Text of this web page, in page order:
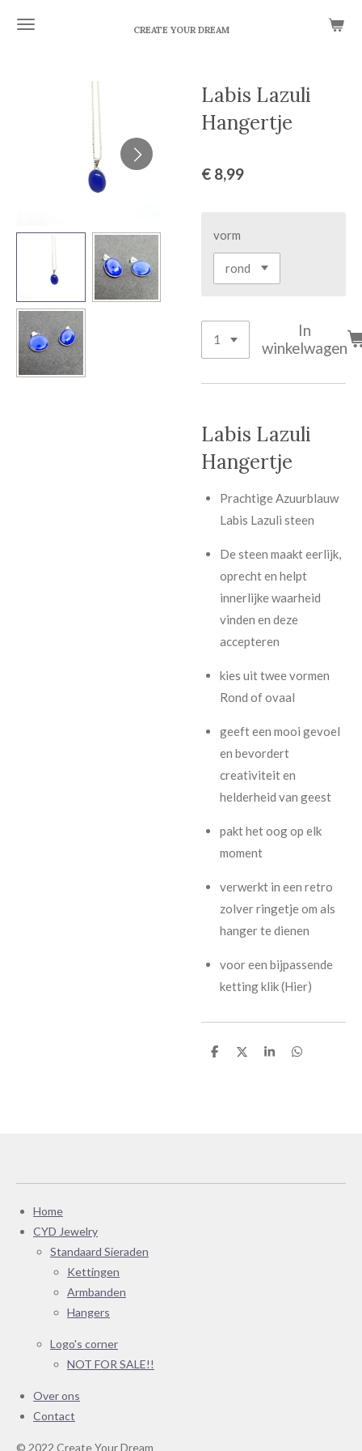
Ga
CREATE YOUR DREAM
Labis Lazuli
Hangertje
€ 8,99
vorm
In
winkelwagen
Labis Lazuli
Hangertje
Prachtige Azuurblauw
Labis Lazuli steen
De steen maakt eerlijk,
oprecht en helpt
innerlijke waarheid
vinden en deze
accepteren
kies uit twee vormen
Rond of ovaal
geeft een mooi gevoel
en bevordert
creativiteit en
helderheid van geest
pakt het oog op elk
moment
verwerkt in een retro
zolver ringetje om als
hanger te dienen
voor een bijpassende
ketting klik (Hier)
D
D
S
D
Home
CYD Jewelry
Standaard Sieraden
Kettingen
Armbanden
Hangers
Logo's corner
NOT FOR SALE!!
Over ons
Contact
© 2022 Create Your Dream